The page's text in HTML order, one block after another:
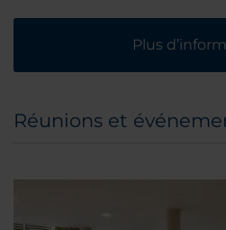
Plus
Réunions et